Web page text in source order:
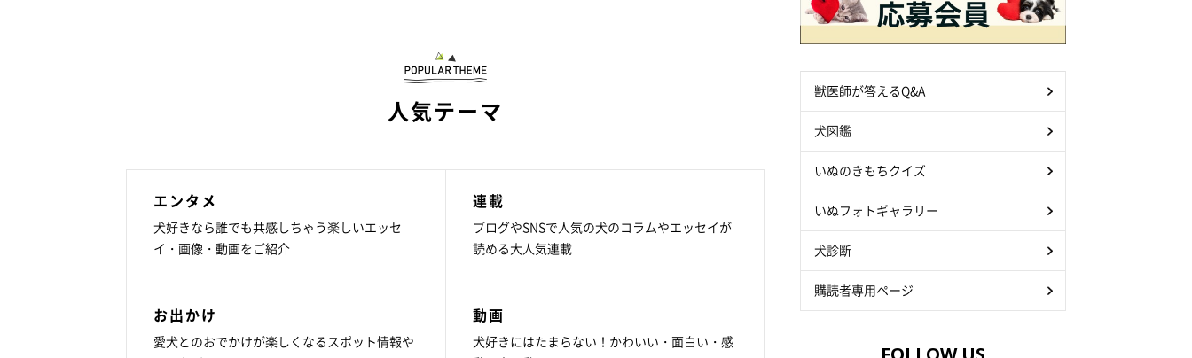
人気テーマ
エンタメ
犬好きなら誰でも共感しちゃう楽しいエッセ
イ・画像・動画をご紹介
連載
ブログやSNSで人気の犬のコラムやエッセイが
読める大人気連載
お出かけ
愛犬とのおでかけが楽しくなるスポット情報や
動画
犬好きにはたまらない！かわいい・面白い・感
獣医師が答えるQ&A
犬図鑑
いぬのきもちクイズ
いぬフォトギャラリー
犬診断
購読者専用ページ